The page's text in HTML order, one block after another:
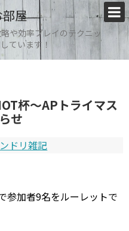
屋
や効率プレイのテクニッ
ています！
杯～APトライマス
せ
ドリ雑記
参加者9名をルーレットで